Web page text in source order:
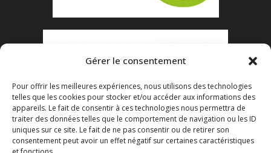
Gérer le consentement
Pour offrir les meilleures expériences, nous utilisons des technologies
telles que les cookies pour stocker et/ou accéder aux informations des
appareils. Le fait de consentir à ces technologies nous permettra de
traiter des données telles que le comportement de navigation ou les ID
uniques sur ce site. Le fait de ne pas consentir ou de retirer son
consentement peut avoir un effet négatif sur certaines caractéristiques